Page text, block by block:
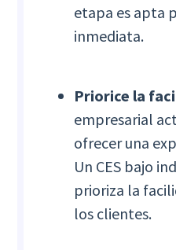
etapa es apta
inmediata.
Priorice la
empresarial
ofrecer una
Un CES bajo
prioriza la
los clientes.